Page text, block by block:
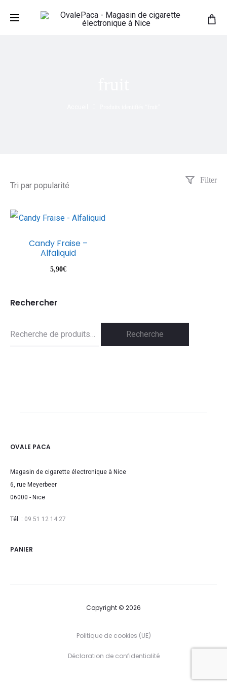
Filter
Candy Fraise –
Alfaliquid
5,90€
Rechercher
Recherche
Recherche
OVALE PACA
Magasin de cigarette électronique à Nice
6, rue Meyerbeer
06000 - Nice
Tél. : 09 51 12 14 27
PANIER
Copyright © 2026
Politique de cookies (UE)
Déclaration de confidentialité